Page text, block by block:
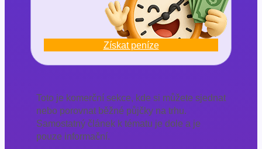
Získat peníze
Toto je komerční sekce, kde si můžete sjednat
nebo porovnat běžné půjčky na trhu.
Samostatný článek k tématu je dole a je
pouze informační.